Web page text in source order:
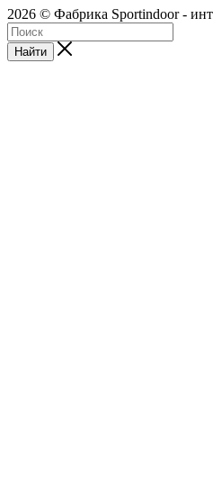
2026 © Фабрика Sportindoor -
Найти